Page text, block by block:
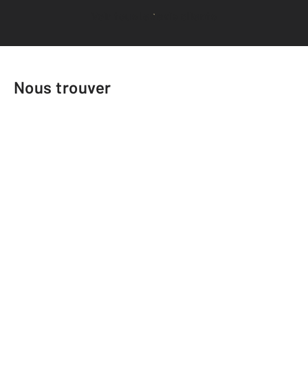
Voir tous les avis clients
Nous trouver